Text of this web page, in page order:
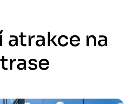
atrakce na
trase